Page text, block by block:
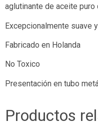
aglutinante de aceite puro
Excepcionalmente suave
Fabricado en Holanda
No Toxico
Presentación en tubo
Productos